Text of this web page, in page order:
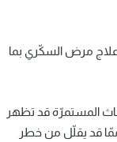
مرض السكّري بما
المستمرّة قد تظهر
قد يقلّل من خطر